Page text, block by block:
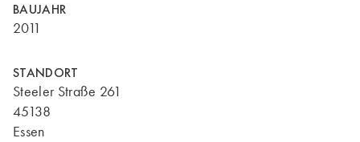
BAUJAHR
2011
STANDORT
Steeler Straße 261
45138
Essen